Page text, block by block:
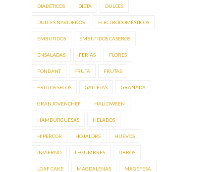
DIABÉTICOS DIETA DULCES
DULCES NAVIDEÑOS ELECTRODOMÉSTICOS
EMBUTIDOS EMBUTIDOS CASEROS
ENSALADAS FERIAS FLORES
FONDANT FRUTA FRUTAS
FRUTOS SECOS GALLETAS GRANADA
GRANJOVENCHEF HALLOWEEN
HAMBURGUESAS HELADOS
HIPERCOR HOJALDRE HUEVOS
INVIERNO LEGUMBRES LIBROS
LOAF CAKE MAGDALENAS MAGEFESA